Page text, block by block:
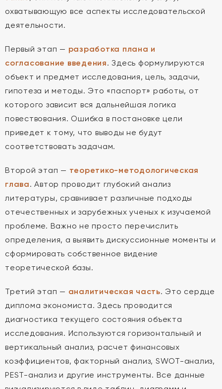
охватывающую все аспекты исследовательской
деятельности.
Первый этап — разработка плана и
согласование введения. Здесь формулируются
объект и предмет исследования, цель, задачи,
гипотеза и методы. Это «паспорт» работы, от
которого зависит вся дальнейшая логика
повествования. Ошибка в постановке цели
приведет к тому, что выводы не будут
соответствовать задачам.
Второй этап — теоретико-методологическая
глава. Автор проводит глубокий анализ
литературы, сравнивает различные подходы
отечественных и зарубежных ученых к изучаемой
проблеме. Важно не просто перечислить
определения, а выявить дискуссионные моменты и
сформировать собственное видение
теоретической базы.
Третий этап — аналитическая часть. Это сердце
диплома экономиста. Здесь проводится
диагностика текущего состояния объекта
исследования. Используются горизонтальный и
вертикальный анализ, расчет финансовых
коэффициентов, факторный анализ, SWOT-анализ,
PEST-анализ и другие инструменты. Все данные